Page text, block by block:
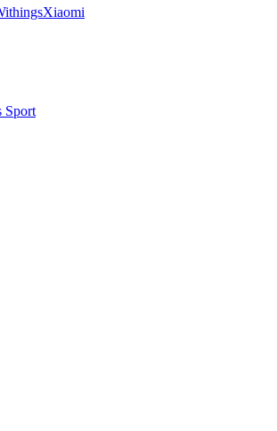
Xiaomi
Sport